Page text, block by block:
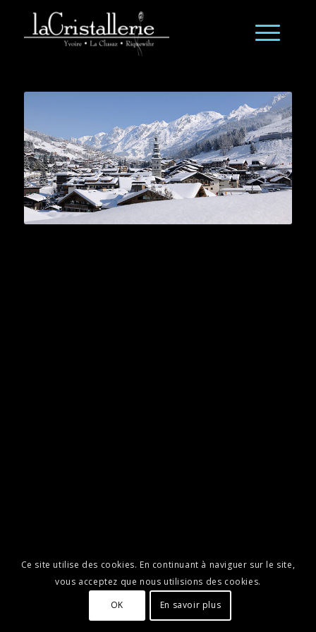
Ce site utilise des cookies. En continuant à naviguer sur le site,
vous acceptez que nous utilisions des cookies.
OK
En savoir plus